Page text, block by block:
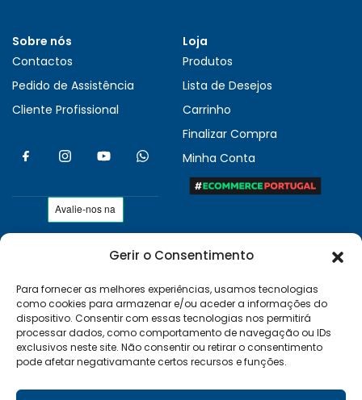
Gerir o Consentimento
Para fornecer as melhores experiências, usamos tecnologias
como cookies para armazenar e/ou aceder a informações do
dispositivo. Consentir com essas tecnologias nos permitirá
processar dados, como comportamento de navegação ou IDs
exclusivos neste site. Não consentir ou retirar o consentimento
pode afetar negativamante certos recursos e funções.
Sobre nós
Contactos
Pedido de Assistência
Cliente Profissional
Loja
Produtos
Lista de Desejos
Carrinho
Finalizar Compra
Minha Conta
As nossas condições
Políticas de Privacidade
Termos e Condições
Entregas e Devoluções
Livro de Reclamações